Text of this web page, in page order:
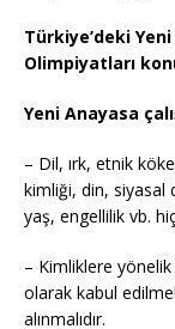
Türkiye’deki Yeni
Olimpiyatları
Yeni Anayasa
– Dil, ırk, etnik
kimliği, din, siyasal
yaş, engellilik vb. hiç
– Kimliklere
olarak kabul
alınmalıdır.